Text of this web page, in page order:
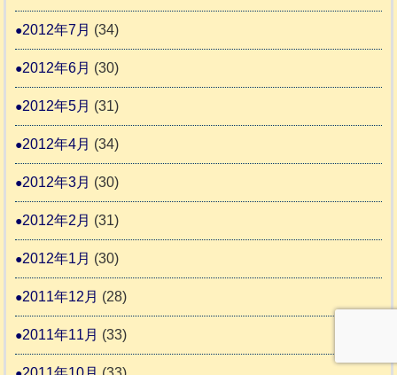
2012年7月 (34)
2012年6月 (30)
2012年5月 (31)
2012年4月 (34)
2012年3月 (30)
2012年2月 (31)
2012年1月 (30)
2011年12月 (28)
2011年11月 (33)